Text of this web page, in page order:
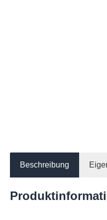
Beschreibung